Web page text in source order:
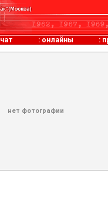
чат : онлайны :
нет фотографии